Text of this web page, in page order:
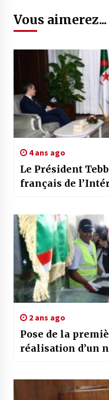
Vous aimerez...
4 ans ago
Le Président
2 ans ago
Pose de la
réalisation d’un